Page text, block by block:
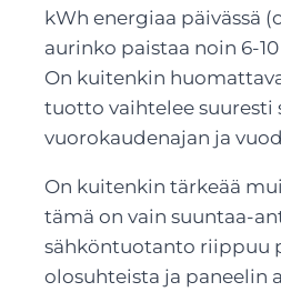
kWh energiaa päivässä
aurinko paistaa noin 6-
On kuitenkin
tuotto vaihtelee suuresti
vuorokaudenajan ja
On kuitenkin tärkeää
tämä on vain suuntaa-
sähköntuotanto riippuu
olosuhteista ja paneelin